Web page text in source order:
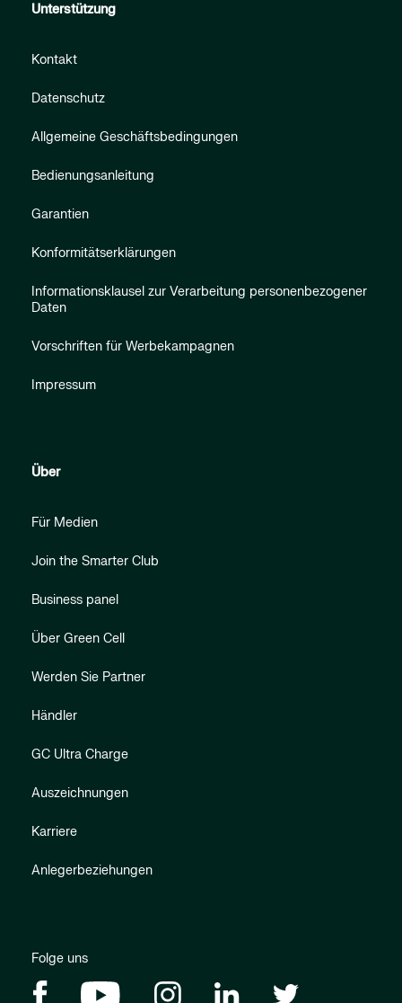
Unterstützung
Kontakt
Datenschutz
Allgemeine Geschäftsbedingungen
Bedienungsanleitung
Garantien
Konformitätserklärungen
Informationsklausel zur Verarbeitung personenbezogener
Daten
Vorschriften für Werbekampagnen
Impressum
Über
Für Medien
Join the Smarter Club
Business panel
Über Green Cell
Werden Sie Partner
Händler
GC Ultra Charge
Auszeichnungen
Karriere
Anlegerbeziehungen
Folge uns